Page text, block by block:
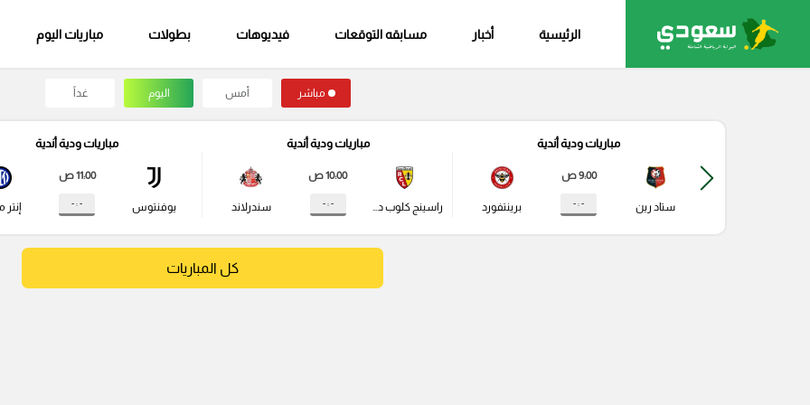
الرئيسية أخبار مسابقه التوقعات فيديوهات بطولات مباريات اليوم
مباشر أمس اليوم غداً
مباريات ودية أندية
ستاد رين
9:00 ص
- : - برينتفورد
مباريات ودية أندية
راسينج كلوب دي لانس
10:00 ص
- : - سندرلاند
مباريات ودية أندية
يوفنتوس
11:00 ص
- : - إنتر
كل المباريات